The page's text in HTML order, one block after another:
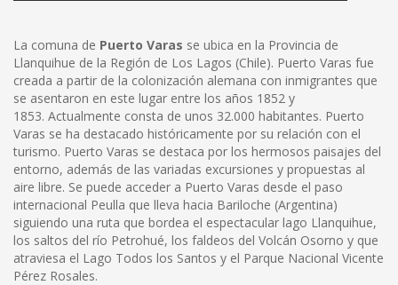
La comuna de Puerto Varas se ubica en la Provincia de
Llanquihue de la Región de Los Lagos (Chile). Puerto Varas fue
creada a partir de la colonización alemana con inmigrantes que
se asentaron en este lugar entre los años 1852 y
1853. Actualmente consta de unos 32.000 habitantes. Puerto
Varas se ha destacado históricamente por su relación con el
turismo. Puerto Varas se destaca por los hermosos paisajes del
entorno, además de las variadas excursiones y propuestas al
aire libre. Se puede acceder a Puerto Varas desde el paso
internacional Peulla que lleva hacia Bariloche (Argentina)
siguiendo una ruta que bordea el espectacular lago Llanquihue,
los saltos del río Petrohué, los faldeos del Volcán Osorno y que
atraviesa el Lago Todos los Santos y el Parque Nacional Vicente
Pérez Rosales.